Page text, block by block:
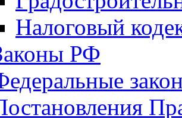
Налоговый
РФ